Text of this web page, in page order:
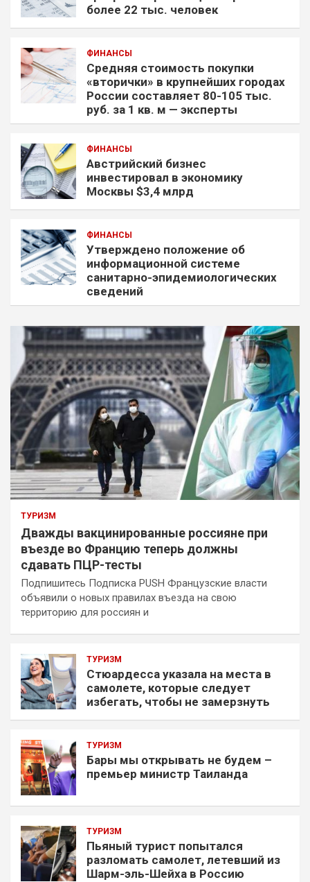
более 22 тыс. человек
ФИНАНСЫ
Средняя стоимость покупки
«вторички» в крупнейших городах
России составляет 80-105 тыс.
руб. за 1 кв. м — эксперты
ФИНАНСЫ
Австрийский бизнес
инвестировал в экономику
Москвы $3,4 млрд
ФИНАНСЫ
Утверждено положение об
информационной системе
санитарно-эпидемиологических
сведений
ТУРИЗМ
Дважды вакцинированные россияне при
въезде во Францию теперь должны
сдавать ПЦР-тесты
Подпишитесь Подписка PUSH Французские власти
объявили о новых правилах въезда на свою
территорию для россиян и
ТУРИЗМ
Стюардесса указала на места в
самолете, которые следует
избегать, чтобы не замерзнуть
ТУРИЗМ
Бары мы открывать не будем –
премьер министр Таиланда
ТУРИЗМ
Пьяный турист попытался
разломать самолет, летевший из
Шарм-эль-Шейха в Россию